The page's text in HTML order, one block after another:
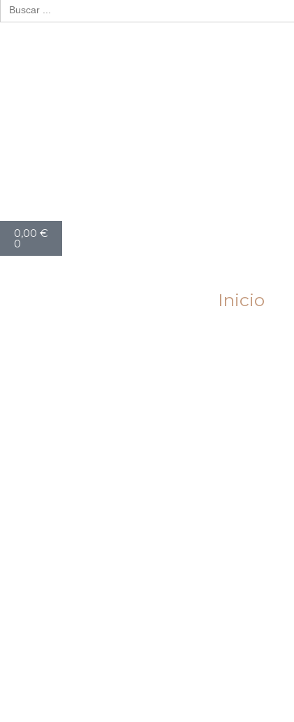
Buscar:
0,00 €
0
Cart
Inicio